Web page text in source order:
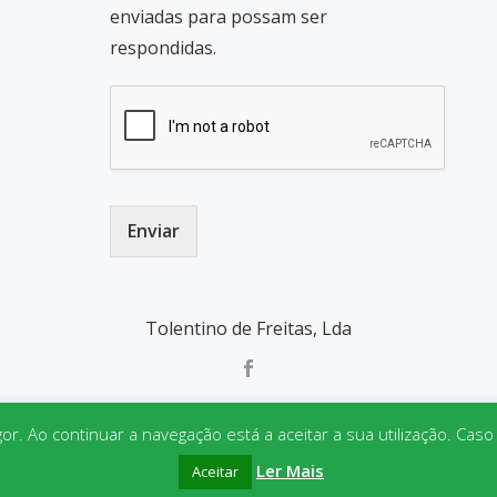
enviadas para possam ser
respondidas.
Enviar
Tolentino de Freitas, Lda
Parallax Onepowered byWordPress
Ao continuar a navegação está a aceitar a sua utilização.
Aceitar Ler Mais